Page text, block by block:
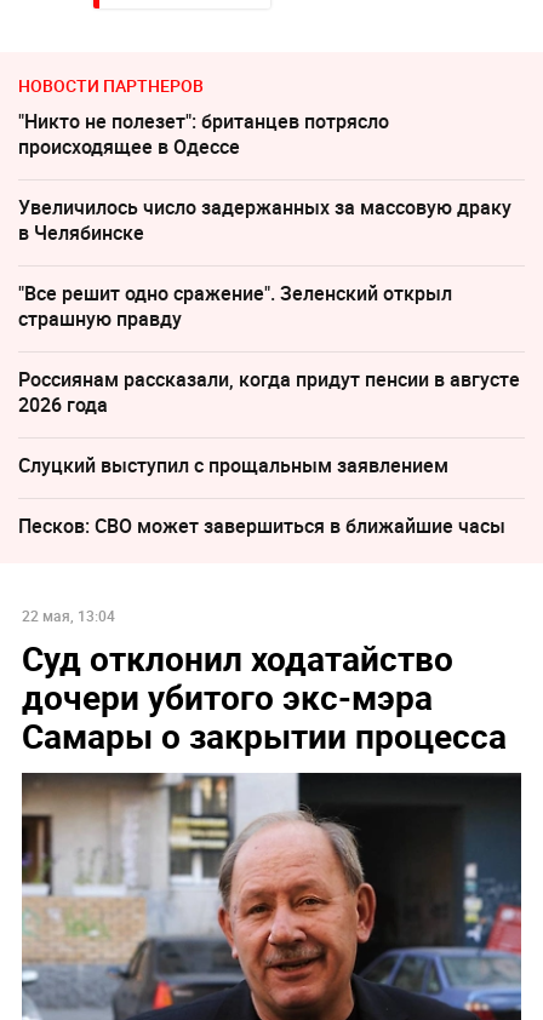
НОВОСТИ ПАРТНЕРОВ
"Никто не полезет": британцев потрясло
происходящее в Одессе
Увеличилось число задержанных за массовую драку
в Челябинске
"Все решит одно сражение". Зеленский открыл
страшную правду
Россиянам рассказали, когда придут пенсии в августе
2026 года
Слуцкий выступил с прощальным заявлением
Песков: СВО может завершиться в ближайшие часы
22 мая, 13:04
Суд отклонил ходатайство
дочери убитого экс-мэра
Самары о закрытии процесса